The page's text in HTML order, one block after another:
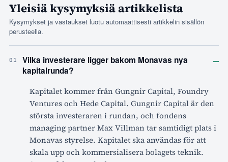
Yleisiä kysymyksiä artikkelista
Kysymykset ja vastaukset luotu automaattisesti artikkelin sisällön
perusteella.
01
Vilka investerare ligger bakom Monavas nya
kapitalrunda?
–
Kapitalet kommer från Gungnir Capital, Foundry
Ventures och Hede Capital. Gungnir Capital är den
största investeraren i rundan, och fondens
managing partner Max Villman tar samtidigt plats i
Monavas styrelse. Kapitalet ska användas för att
skala upp och kommersialisera bolagets teknik.